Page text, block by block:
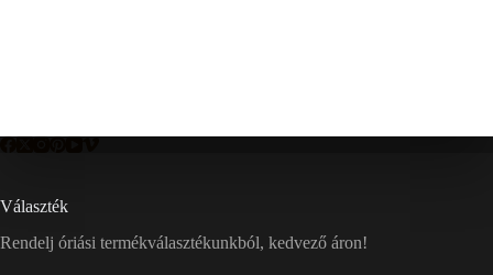
Választék
Rendelj óriási termékválasztékunkból, kedvező áron!